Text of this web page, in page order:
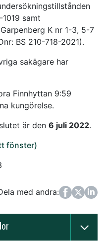
samt
K nr 1-3, 5-7
BS 210-718-2021).
sakägare har
Finnhyttan 9:59
kungörelse.
är den 6 juli 2022.
fönster)
med andra:
FacebookTwitter
LinkedIn